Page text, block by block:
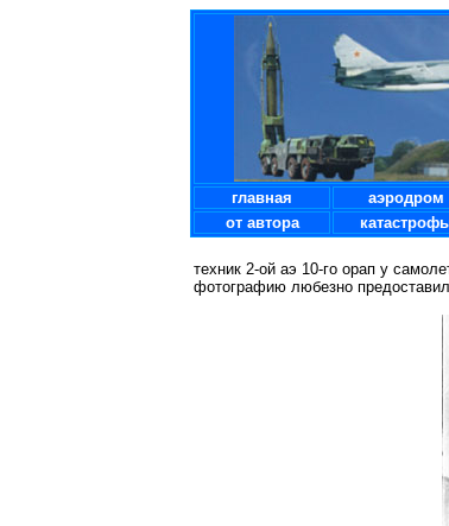
главная аэродром
от автора
техник 2-ой аэ 10-го орап у
фотографию любезно